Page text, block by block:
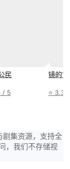
民
/ 5
镜的
⭐ 3.3
剧集资源，支持全
，我们不存储视